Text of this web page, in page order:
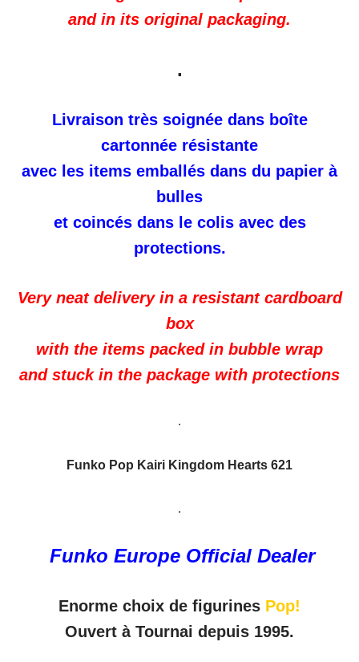
and in its original packaging.
.
Livraison très soignée dans boîte
cartonnée résistante
avec les items emballés dans du papier à
bulles
et coincés dans le colis avec des
protections.
Very neat delivery in a resistant cardboard
box
with the items packed in bubble wrap
and stuck in the package with protections
.
Funko Pop Kairi Kingdom Hearts 621
.
Funko Europe Official Dealer
Enorme choix de figurines Pop!
Ouvert à Tournai depuis 1995.